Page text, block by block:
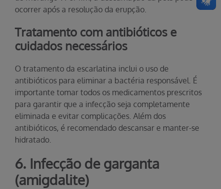
ocorrer após a resolução da erupção.
Tratamento com antibióticos e
cuidados necessários
O tratamento da escarlatina inclui o uso de
antibióticos para eliminar a bactéria responsável. É
importante tomar todos os medicamentos prescritos
para garantir que a infecção seja completamente
eliminada e evitar complicações. Além dos
antibióticos, é recomendado descansar e manter-se
hidratado.
6. Infecção de garganta
(amigdalite)